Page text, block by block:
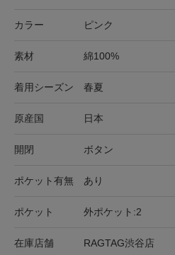
カラー ピンク
素材 綿100%
着用シーズン 春夏
原産国 日本
開閉 ボタン
ポケット有無 あり
ポケット 外ポケット:2
在庫店舗 RAGTAG渋谷店